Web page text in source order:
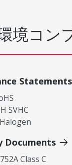
境コン
Statements
SVHC
Documents
Class C